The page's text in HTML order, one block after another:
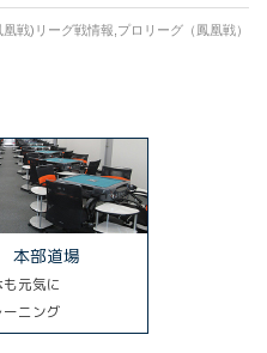
戦)リーグ戦情報 プロリーグ（鳳凰戦）
本部道場
元気に
ーニング